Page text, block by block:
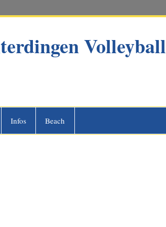
Volleyball
Infos Beach